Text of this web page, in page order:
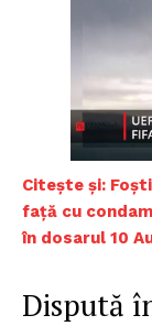
Citește și:
față cu
în dosarul 10
Dispută